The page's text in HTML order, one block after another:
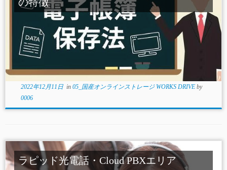
2022年12月11日in 05_国産オンラインストレージ WORKS DRIVE by
0006
ラピッド光電話・Cloud PBXエリア